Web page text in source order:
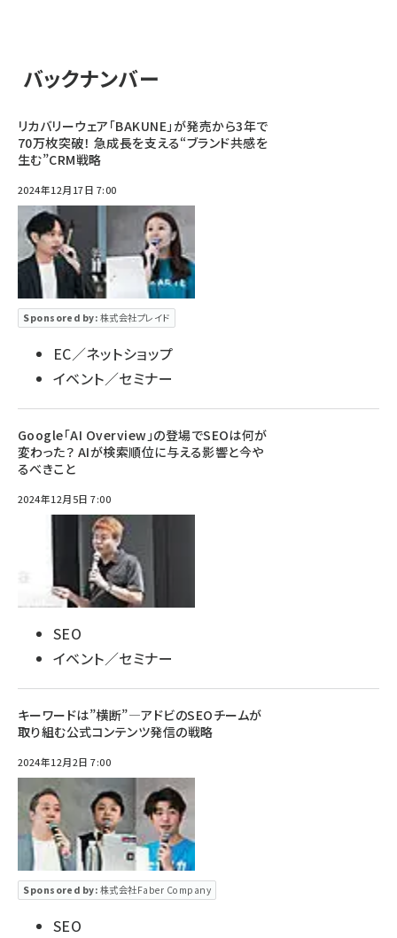
バックナンバー
リカバリーウェア「BAKUNE」が発売から3年で
70万枚突破！ 急成長を支える“ブランド共感を
生む”CRM戦略
2024年12月17日 7:00
Sponsored by: 株式会社プレイド
EC／ネットショップ
イベント／セミナー
Google「AI Overview」の登場でSEOは何が
変わった？ AIが検索順位に与える影響と今や
るべきこと
2024年12月5日 7:00
SEO
イベント／セミナー
キーワードは”横断”―アドビのSEOチームが
取り組む公式コンテンツ発信の戦略
2024年12月2日 7:00
Sponsored by: 株式会社Faber Company
SEO